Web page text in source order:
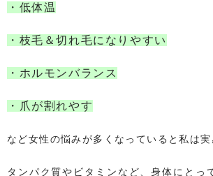
・低体温
・枝毛＆切れ毛になりやすい
・ホルモンバランス
・爪が割れやす
など女性の悩みが多くなっていると私は実
タンパク質やビタミンなど、身体にとっ